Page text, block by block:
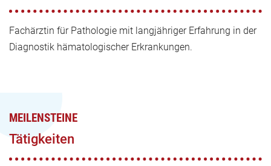
Fachärztin für Pathologie mit langjähriger Erfahrung in der
Diagnostik hämatologischer Erkrankungen.
MEILENSTEINE
Tätigkeiten